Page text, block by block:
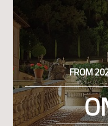
FROM